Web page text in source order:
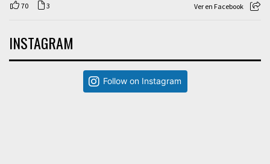
70 3 Ver en Facebook
INSTAGRAM
Follow on Instagram